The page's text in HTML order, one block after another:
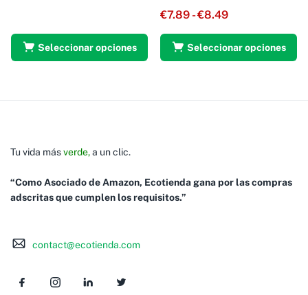
Seleccionar opciones
€7.89 - €8.49
Seleccionar opciones
Tu vida másverde,a un clic.
“Como Asociado de Amazon, Ecotienda gana por las compras
adscritas que cumplen los requisitos.”
contact@ecotienda.com